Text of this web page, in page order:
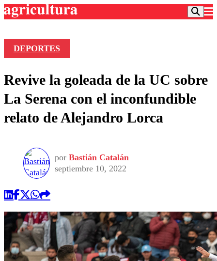
Frecuencias
Agricultura TV
Deportes
Colo Colo
Seleccion Chilena
Torneo Internacional
Entretención
Economía
Internacional
Publicaciones en medios
Opinión
DEPORTES
Revive la goleada de la UC sobre
La Serena con el inconfundible
relato de Alejandro Lorca
por Bastián Catalán
septiembre 10, 2022